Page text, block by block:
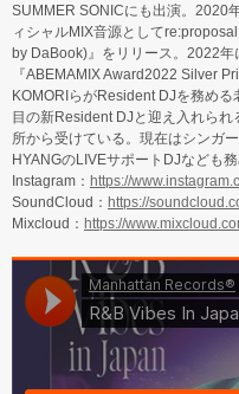
SUMMER SONICにも出演。2020
ィシャルMIX音源として
by DaBook)』をリリース。2022
『ABEMAMIX Award2022 Silver
KOMORIらがResident DJを務め
目の新Resident DJと迎え入れら
所から受けている。現在はシンガ
HYANGのLIVEサポートDJなども務
Instagram： https://
SoundCloud： https://
Mixcloud： https://